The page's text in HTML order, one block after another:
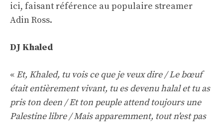
ici, faisant référence au populaire streamer
Adin Ross.
DJ Khaled
« Et, Khaled, tu vois ce que je veux dire / Le bœuf
était entièrement vivant, tu es devenu halal et tu as
pris ton deen / Et ton peuple attend toujours une
Palestine libre / Mais apparemment, tout n'est pas